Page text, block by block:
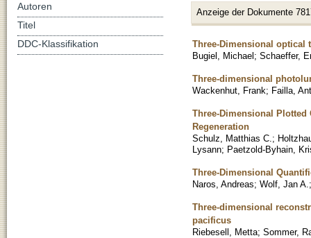
Anzeige der Dokumente
Three-Dimensional optical
Bugiel, Michael; Schaeffer,
Three-dimensional
Wackenhut, Frank; Failla,
Three-Dimensional Plotted
Regeneration
Schulz, Matthias C. ;
Lysann; Paetzold-Byhain,
Three-Dimensional
Naros, Andreas; Wolf, Jan A.
Three-dimensional
pacificus
Riebesell, Metta; Sommer,
Autoren
Titel
DDC-Klassifikation